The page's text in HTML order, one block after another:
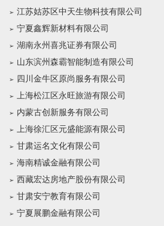
江苏姑苏区中天生物科技有限公司
宁夏鑫辉新材料有限公司
湖南永州喜兆证券有限公司
山东滨州森霸智能制造有限公司
四川金牛区原尚服务有限公司
上海松江区永旺旅游有限公司
内蒙古创新服务有限公司
上海徐汇区元盛能源有限公司
甘肃运名文化有限公司
海南精诚金融有限公司
西藏宏达房地产股份有限公司
甘肃安宁教育有限公司
宁夏展鹏金融有限公司